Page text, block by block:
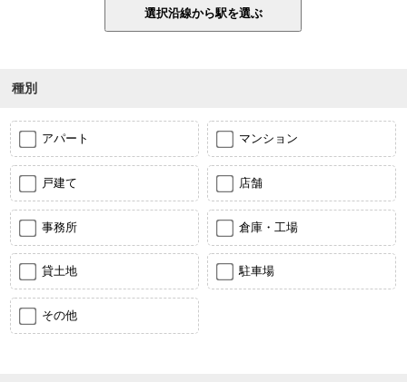
種別
アパート マンション
戸建て 店舗
事務所 倉庫・工場
貸土地 駐車場
その他